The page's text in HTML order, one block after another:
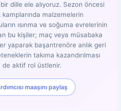
dille ele alıyoruz. Sezon öncesi
kamplarında malzemelerin
ısınma ve soğuma evrelerinin
bu kişiler; maç veya müsabaka
yaparak başantrenöre anlık geri
takıma kazandırılması
de aktif rol üstlenir.
maaşını paylaş